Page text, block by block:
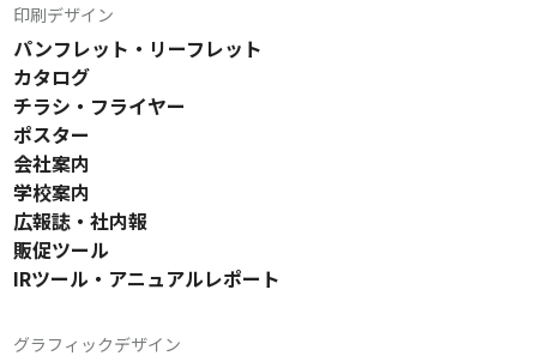
印刷デザイン
パンフレット・リーフレット
カタログ
チラシ・フライヤー
ポスター
会社案内
学校案内
広報誌・社内報
販促ツール
IRツール・アニュアルレポート
グラフィックデザイン